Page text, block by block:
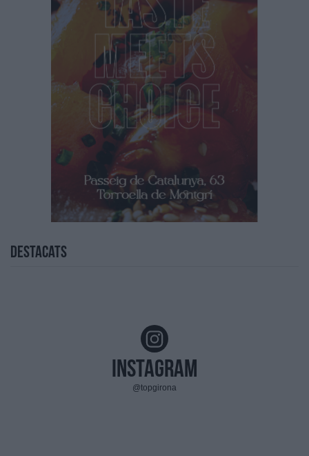
Destacats
Instagram
@topgirona